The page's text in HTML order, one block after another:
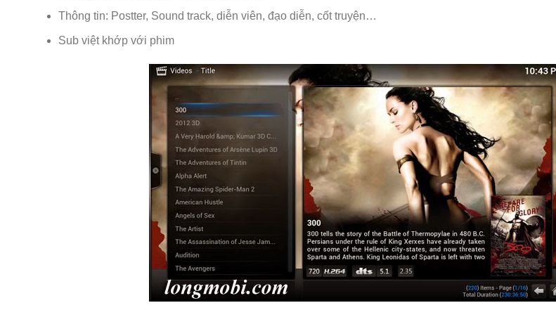
Thông tin: Postter, Sound track, diễn viên, đạo diễn, cốt truyện…
Sub việt khớp với phim